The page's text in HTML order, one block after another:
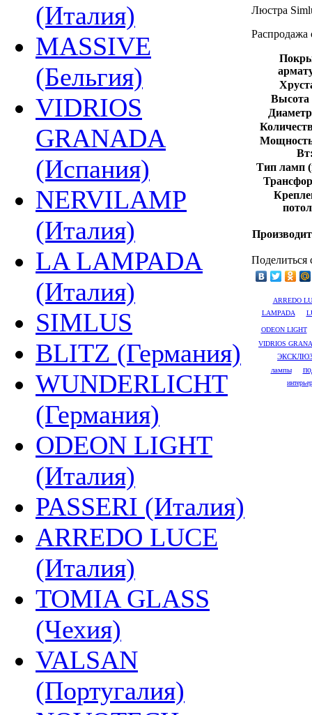
(Италия)
MASSIVE
(Бельгия)
VIDRIOS
GRANADA
(Испания)
NERVILAMP
(Италия)
LA LAMPADA
(Италия)
SIMLUS
BLITZ (Германия)
WUNDERLICHT
(Германия)
ODEON LIGHT
(Италия)
PASSERI (Италия)
ARREDO LUCE
(Италия)
TOMIA GLASS
(Чехия)
VALSAN
(Португалия)
Люстра
Распродажа
Высота
Тип ламп
Поделиться
ARREDO
LAMPADA
ODEON LIGHT
VIDRIOS
лампы